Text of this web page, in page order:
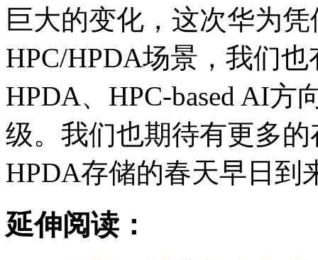
巨大的变化，这次华为
HPC/HPDA场景，我们
HPDA、HPC-based AI
级。我们也期待有更多
HPDA存储的春天早日到
延伸阅读：